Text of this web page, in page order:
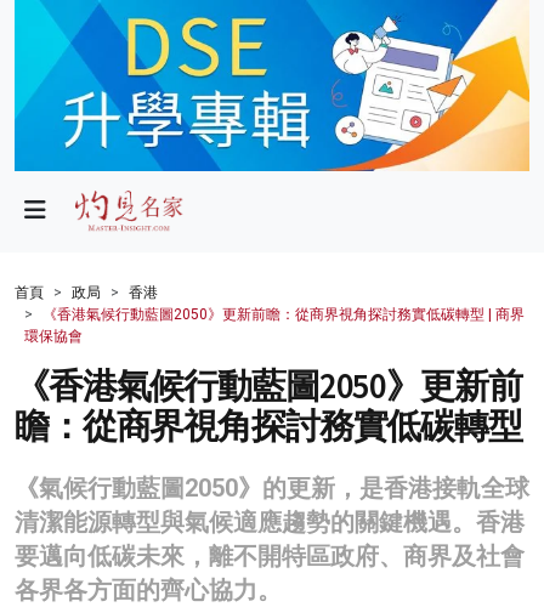
政局
財經
生活
健康
商業
科技
影片
名家榜
首頁 政局
香港
《香港氣候行動藍圖2050》更新前瞻：從商界視角探討務實低碳轉型 | 商界
環保協會
《香港氣候行動藍圖2050》更新前
瞻：從商界視角探討務實低碳轉型
《氣候行動藍圖2050》的更新，是香港接軌全球
清潔能源轉型與氣候適應趨勢的關鍵機遇。香港
要邁向低碳未來，離不開特區政府、商界及社會
各界各方面的齊心協力。